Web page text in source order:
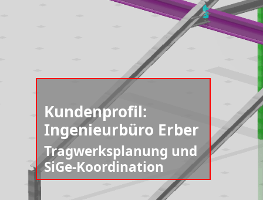
Kundenprofil:
Ingenieurbüro Erber
Tragwerksplanung und
SiGe-Koordination